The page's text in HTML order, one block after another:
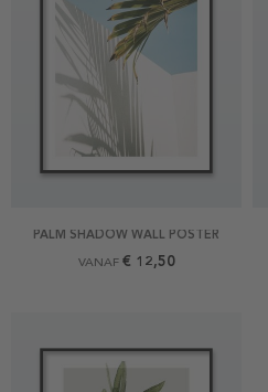
PALM SHADOW WALL POSTER
VANAF € 12,50